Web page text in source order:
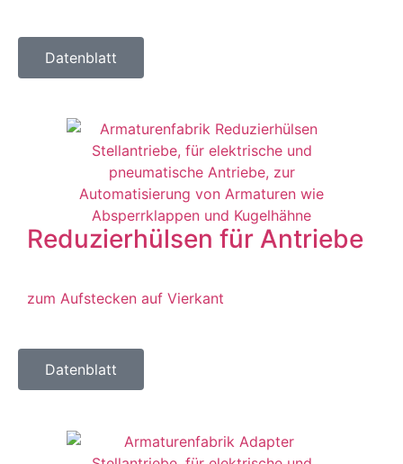
Datenblatt
Reduzierhülsen für Antriebe
zum Aufstecken auf Vierkant
Datenblatt